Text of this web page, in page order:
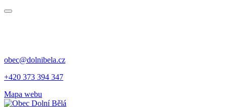
obec@dolnibela.cz
+420 373 394 347
Mapa webu